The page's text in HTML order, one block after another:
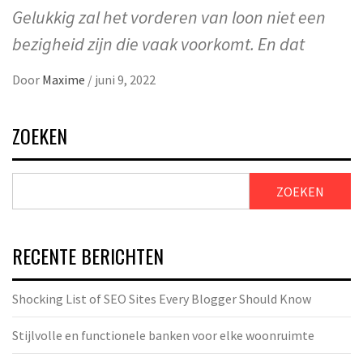
Gelukkig zal het vorderen van loon niet een
bezigheid zijn die vaak voorkomt. En dat
Door Maxime / juni 9, 2022
ZOEKEN
ZOEKEN
RECENTE BERICHTEN
Shocking List of SEO Sites Every Blogger Should Know
Stijlvolle en functionele banken voor elke woonruimte